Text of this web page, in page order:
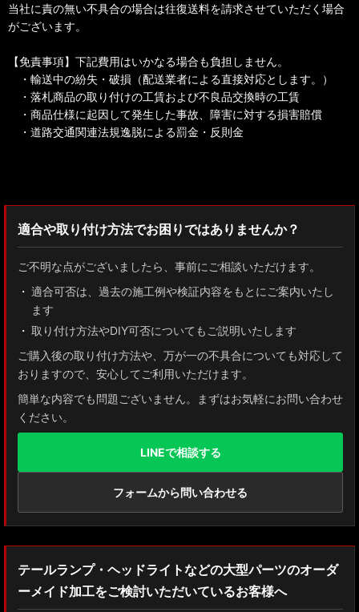
当社に責の無い不具合の場合は往復送料を請求させていただく場合
がございます。
【免責事項】下記費用はいかなる場合も負担しません。
・輸送中の紛失・破損（配送業者による直接対応とします。）
・落札商品の取り付けの工賃および不良品交換時の工賃
・商品仕様に起因して発生した事故、障害に対する損害賠償
・道路交通関連法規逸脱による罰金・反則金
適合や取り付け方法でお困りではありませんか？
ご不明な点がございましたら、事前にご相談いただけます。
適合可否は、過去の施工例や検証内容をもとにご案内いたし
ます
取り付け方法やDIY可否についてもご説明いたします
ご購入後の取り付け方法や、万が一の不具合についても対応して
おりますので、安心してご利用いただけます。
簡単な内容でも問題ございません。まずはお気軽にお問い合わせ
ください。
LINEで相談する
フォームから問い合わせる
テールランプ・ヘッドライトなどの大型パーツのオーダ
ーメイド加工をご検討いただいているお客様へ